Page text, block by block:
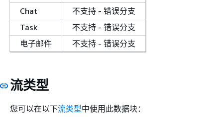
Chat
不支持 - 错误分支
Task
不支持 - 错误分支
电子邮件
不支持 - 错误分支
流类型
您可以在以下流类型中使用此数据块：